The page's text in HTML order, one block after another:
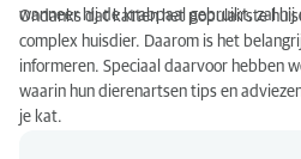
wanneer hij de krabpaal gebruikt, zal hij
Ondanks dat katten het populairste
complex huisdier. Daarom is het
informeren. Speciaal daarvoor hebben
waarin hun dierenartsen tips en
je kat.